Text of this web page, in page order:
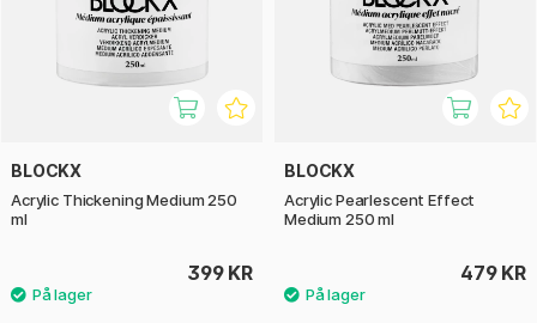
BLOCKX
Acrylic Thickening Medium 250
ml
399 KR
BLOCKX
Acrylic Pearlescent Effect
Medium 250 ml
479 KR